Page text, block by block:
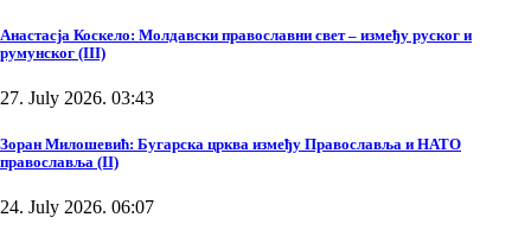
Анастасја Коскело: Молдавски православни свет – између руског и
румунског (III)
27. July 2026. 03:43
Зоран Милошевић: Бугарска црква између Православља и НАТО
православља (II)
24. July 2026. 06:07